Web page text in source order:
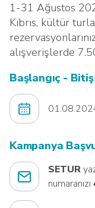
1-31 Ağustos
Kıbrıs, kültür
alışverişlerde
Başlangıç -
Kampanya
SETUR
numaranızı